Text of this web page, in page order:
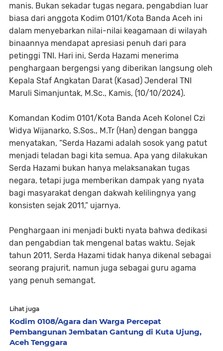
manis. Bukan sekadar tugas negara, pengabdian luar
biasa dari anggota Kodim 0101/Kota Banda Aceh ini
dalam menyebarkan nilai-nilai keagamaan di wilayah
binaannya mendapat apresiasi penuh dari para
petinggi TNI. Hari ini, Serda Hazami menerima
penghargaan bergengsi yang diberikan langsung oleh
Kepala Staf Angkatan Darat (Kasad) Jenderal TNI
Maruli Simanjuntak, M.Sc., Kamis, (10/10/2024).
Komandan Kodim 0101/Kota Banda Aceh Kolonel Czi
Widya Wijanarko, S.Sos., M.Tr (Han) dengan bangga
menyatakan, “Serda Hazami adalah sosok yang patut
menjadi teladan bagi kita semua. Apa yang dilakukan
Serda Hazami bukan hanya melaksanakan tugas
negara, tetapi juga memberikan dampak yang nyata
bagi masyarakat dengan dakwah kelilingnya yang
konsisten sejak 2011,” ujarnya.
Penghargaan ini menjadi bukti nyata bahwa dedikasi
dan pengabdian tak mengenal batas waktu. Sejak
tahun 2011, Serda Hazami tidak hanya dikenal sebagai
seorang prajurit, namun juga sebagai guru agama
yang penuh semangat.
Lihat juga
Kodim 0108/Agara dan Warga Percepat
Pembangunan Jembatan Gantung di Kuta Ujung,
Aceh Tenggara